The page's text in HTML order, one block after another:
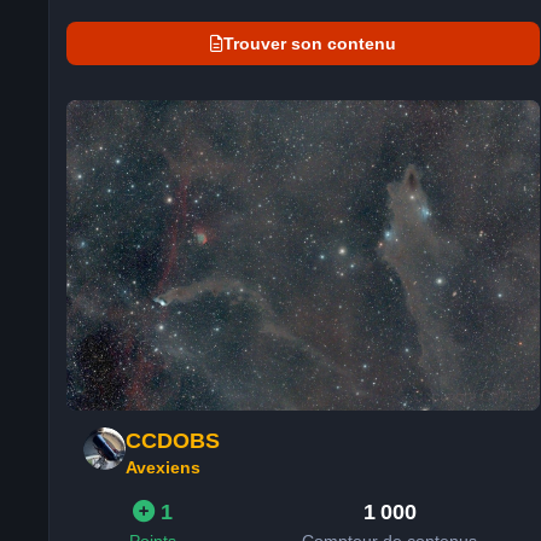
Trouver son contenu
CCDOBS
Avexiens
1 1 000